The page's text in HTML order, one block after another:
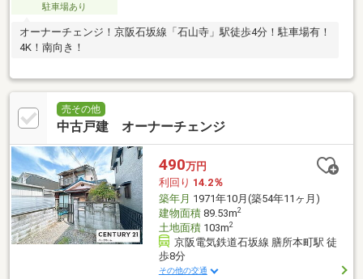
駐車場あり
オーナーチェンジ！京阪石坂線「石山寺」駅徒歩4分！駐車場有！
4K！南向き！
売その他
中古戸建 オーナーチェンジ
490万円
利回り 14.2％
築年月 1971年10月(築54年11ヶ月)
建物面積89.53m2
土地面積103m2
京阪電気鉄道石坂線 膳所本町駅 徒
歩8分
その他の交通